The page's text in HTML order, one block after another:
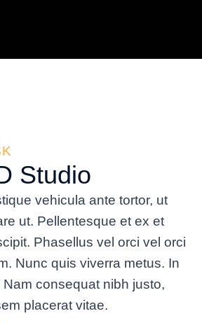
Studio
vehicula ante tortor, ut
ut. Pellentesque et ex et
Phasellus vel orci vel orci
Nunc quis viverra metus. In
consequat nibh justo,
placerat vitae.